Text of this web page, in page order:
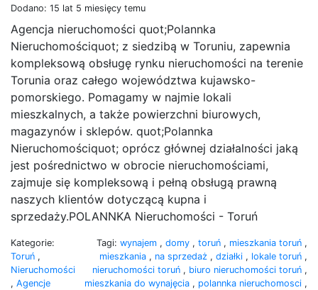
Dodano: 15 lat 5 miesięcy temu
Agencja nieruchomości quot;Polannka
Nieruchomościquot; z siedzibą w Toruniu, zapewnia
kompleksową obsługę rynku nieruchomości na terenie
Torunia oraz całego województwa kujawsko-
pomorskiego. Pomagamy w najmie lokali
mieszkalnych, a także powierzchni biurowych,
magazynów i sklepów. quot;Polannka
Nieruchomościquot; oprócz głównej działalności jaką
jest pośrednictwo w obrocie nieruchomościami,
zajmuje się kompleksową i pełną obsługą prawną
naszych klientów dotyczącą kupna i
sprzedaży.POLANNKA Nieruchomości - Toruń
Kategorie:
Toruń ,
Nieruchomości
, Agencje
Tagi: wynajem , domy , toruń , mieszkania toruń ,
mieszkania , na sprzedaż , działki , lokale toruń ,
nieruchomości toruń , biuro nieruchomości toruń ,
mieszkania do wynajęcia , polannka nieruchomosci ,